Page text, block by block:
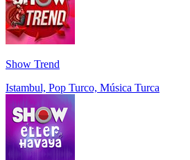
Show Trend
Istambul, Pop Turco, Música Turca